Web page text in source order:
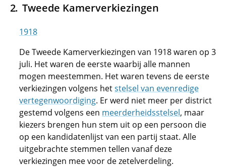
Tweede Kamerverkiezingen
1918
De Tweede Kamerverkiezingen van 1918 waren op 3
juli. Het waren de eerste waarbij alle mannen
mogen meestemmen. Het waren tevens de eerste
verkiezingen volgens hetstelsel van evenredige
vertegenwoordiging. Er werd niet meer per district
gestemd volgens een meerderheidsstelsel, maar
kiezers brengen hun stem uit op een persoon die
op een kandidatenlijst van een partij staat. Alle
uitgebrachte stemmen tellen vanaf deze
verkiezingen mee voor de zetelverdeling.